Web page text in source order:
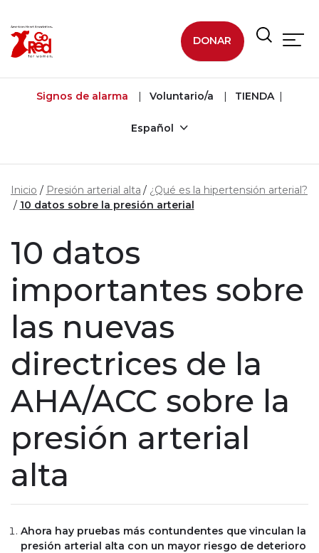
DONAR
Signos de alarma Voluntario/a TIENDA
Español
Inicio Presión arterial alta
¿Qué es la hipertensión arterial?
10 datos sobre la presión arterial
10 datos
importantes sobre
las nuevas
directrices de la
AHA/ACC sobre la
presión arterial
alta
Ahora hay pruebas más contundentes que vinculan la
presión arterial alta con un mayor riesgo de deterioro